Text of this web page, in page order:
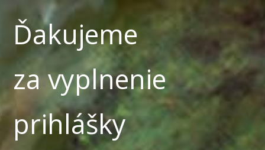
Ďakujeme
za vyplnenie
prihlášky